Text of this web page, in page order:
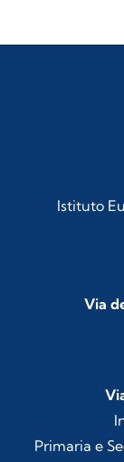
Istituto
Via
Primaria e